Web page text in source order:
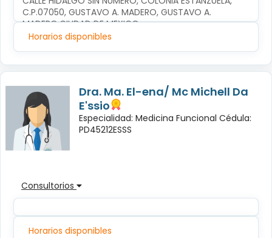
C.P.07050, GUSTAVO A. MADERO, GUSTAVO A.
MADERO,CIUDAD DE MEXICO
Horarios disponibles
Dra. Ma. El-ena/ Mc Michell Da
E'ssio
Especialidad: Medicina Funcional Cédula:
PD45212ESSS
Consultorios
Horarios disponibles